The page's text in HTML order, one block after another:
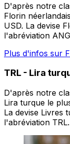
D'après notre
Florin
USD. La devise
l'abréviation
Plus d'infos sur
TRL - Lira
D'après notre
Lira turque le
La devise Livres
l'abréviation